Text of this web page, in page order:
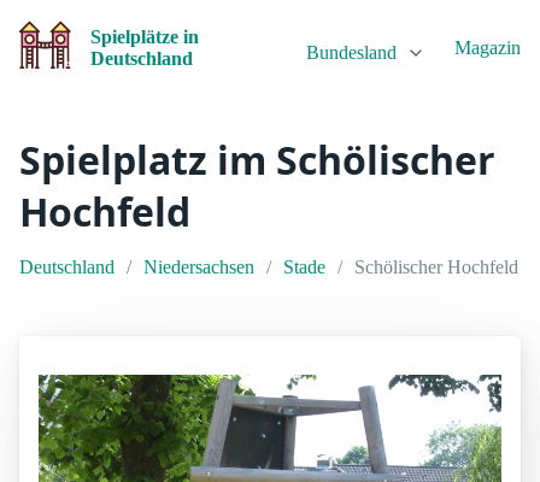
Spielplätze in
Deutschland
Bundesland Magazin
Spielplatz im Schölischer
Hochfeld
Deutschland Niedersachsen Stade Schölischer Hochfeld